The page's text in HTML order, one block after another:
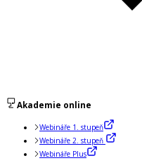
Akademie online
Webináře 1. stupeň
Webináře 2. stupeň
Webináře Plus